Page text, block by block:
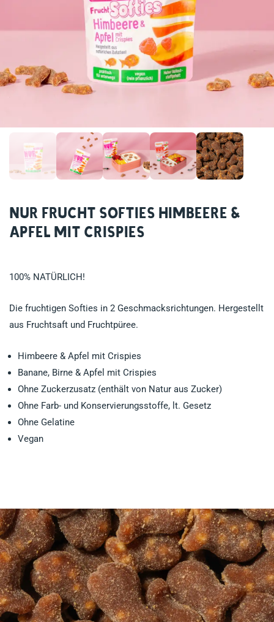
NUR Frucht Softies Himbeere &
Apfel mit Crispies
100% NATÜRLICH!
Die fruchtigen Softies in 2 Geschmacksrichtungen. Hergestellt
aus Fruchtsaft und Fruchtpüree.
Himbeere & Apfel mit Crispies
Banane, Birne & Apfel mit Crispies
Ohne Zuckerzusatz (enthält von Natur aus Zucker)
Ohne Farb- und Konservierungsstoffe, lt. Gesetz
Ohne Gelatine
Vegan